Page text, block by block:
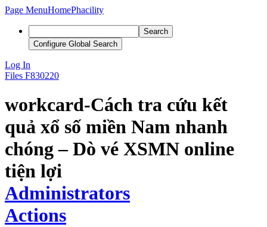
Page MenuHomePhacility
Search
Configure Global Search
Log In
Files F830220
workcard-Cách tra cứu kết
quả xổ số miền Nam nhanh
chóng – Dò vé XSMN online
tiện lợi
Administrators
Actions